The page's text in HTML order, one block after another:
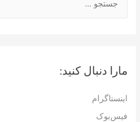
بمارا دنبال کنید:
اینستاگرام
فیس‌بوک